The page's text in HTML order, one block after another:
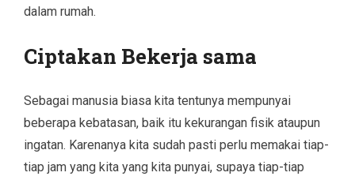
dalam rumah.
Ciptakan Bekerja sama
Sebagai manusia biasa kita tentunya mempunyai
beberapa kebatasan, baik itu kekurangan fisik ataupun
ingatan. Karenanya kita sudah pasti perlu memakai tiap-
tiap jam yang kita yang kita punyai, supaya tiap-tiap